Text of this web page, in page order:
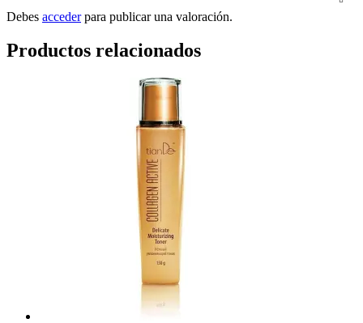
Debes accederpara publicar una valoración.
Productos relacionados